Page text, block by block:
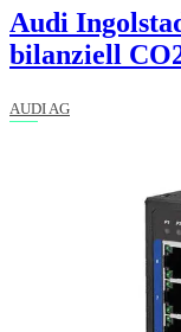
Audi
bilanziell
AUDI AG